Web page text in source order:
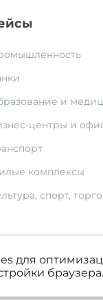
и
центры и
комплексы
спорт,
для
браузера.